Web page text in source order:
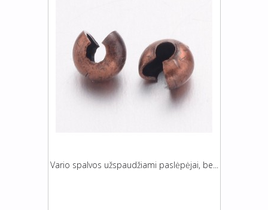
Vario spalvos užspaudžiami paslėpėjai, be...